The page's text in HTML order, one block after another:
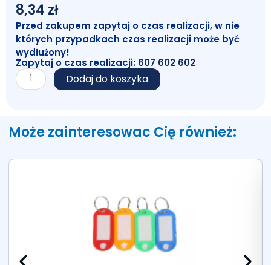
8,34 zł
Przed zakupem zapytaj o czas realizacji, w nie
których przypadkach czas realizacji może być
wydłużony!
Zapytaj o czas realizacji: 607 602 602
ilość
Taśma
Dodaj do koszyka
Może zainteresowac Cię również: